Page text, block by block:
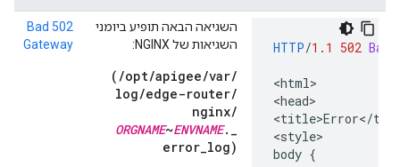
HTTP/1.1 502 Bad
<html>
<head>
<title>Error</
<style>
body {
השגיאה הבאה תופיע ביומני
השגיאות של NGINX:
( /opt/apigee/var/
log/edge-router/
nginx/
ORGNAME~ENVNAME. _
error_log)
502 Bad
Gateway